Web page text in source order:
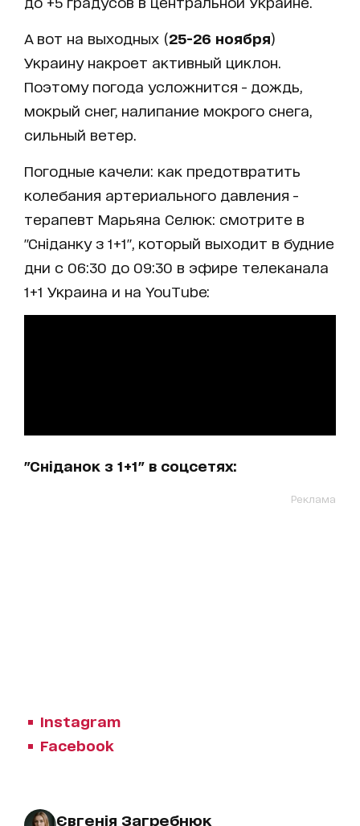
А вот на выходных (25-26 ноября)
Украину накроет активный циклон.
Поэтому погода усложнится - дождь,
мокрый снег, налипание мокрого снега,
сильный ветер.
Погодные качели: как предотвратить
колебания артериального давления -
терапевт Марьяна Селюк: смотрите в
"Сніданку з 1+1", который выходит в будние
дни с 06:30 до 09:30 в эфире телеканала
1+1 Украина и на YouTube:
"Сніданок з 1+1" в соцсетях:
Реклама
Instagram
Facebook
Євгенія Загребнюк